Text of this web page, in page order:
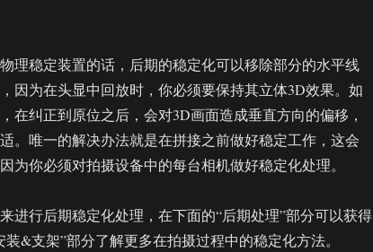
理稳定装置的话，后期的稳定化可以移除部分的水平线
因为在头显中回放时，你必须要保持其立体3D效果。如
在纠正到原位之后，会对3D画面造成垂直方向的偏移，
。唯一的解决办法就是在拼接之前做好稳定工作，这会
为你必须对拍摄设备中的每台相机做好稳定化处理。
进行后期稳定化处理，在下面的“后期处理”部分可以获得
&支架”部分了解更多在拍摄过程中的稳定化方法。